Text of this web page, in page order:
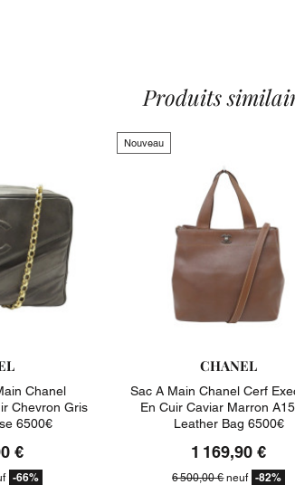
Produits
Chanel
Chevron Gris
6500€
€
-66%
Nouveau
CHANEL
Sac A Main Chanel Cerf
En Cuir Caviar Marron
Leather Bag 6500€
1 169,90 €
6 500,00 €neuf -82%